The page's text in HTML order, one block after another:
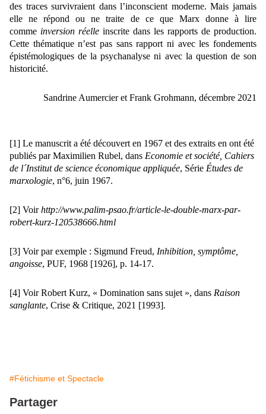
des traces survivraient dans l’inconscient moderne. Mais jamais
elle ne répond ou ne traite de ce que Marx donne à lire
comme inversion réelle inscrite dans les rapports de production.
Cette thématique n’est pas sans rapport ni avec les fondements
épistémologiques de la psychanalyse ni avec la question de son
historicité.
Sandrine Aumercier et Frank Grohmann, décembre 2021
[1] Le manuscrit a été découvert en 1967 et des extraits en ont été
publiés par Maximilien Rubel, dans Economie et société, Cahiers
de l´Institut de science économique appliquée, Série Études de
marxologie, n°6, juin 1967.
[2] Voirhttp://www.palim-psao.fr/article-le-double-marx-par-
robert-kurz-120538666.html
[3] Voir par exemple : Sigmund Freud, Inhibition, symptôme,
angoisse, PUF, 1968 [1926], p. 14-17.
[4] Voir Robert Kurz, « Domination sans sujet », dans Raison
sanglante, Crise & Critique, 2021 [1993].
#Fétichisme et Spectacle
Partager